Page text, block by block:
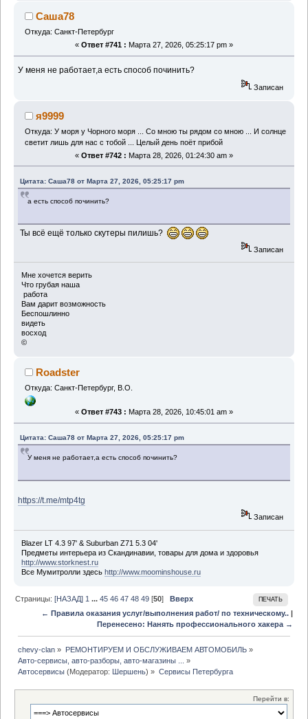
Саша78
Откуда: Санкт-Петербург
« Ответ #741 : Марта 27, 2026, 05:25:17 pm »
У меня не работает,а есть способ починить?
Записан
я9999
Откуда: У моря у Чорного моря ... Со мною ты рядом со мною ... И солнце
светит лишь для нас с тобой ... Целый день поёт прибой
« Ответ #742 : Марта 28, 2026, 01:24:30 am »
Цитата: Саша78 от Марта 27, 2026, 05:25:17 pm
а есть способ починить?
Ты всё ещё только скутеры пилишь?
Записан
Мне хочется верить
Что грубая наша
работа
Вам дарит возможность
Беспошлинно
видеть
восход
©
Roadster
Откуда: Санкт-Петербург, В.О.
« Ответ #743 : Марта 28, 2026, 10:45:01 am »
Цитата: Саша78 от Марта 27, 2026, 05:25:17 pm
У меня не работает,а есть способ починить?
https://t.me/mtp4tg
Записан
Blazer LT 4.3 97' & Suburban Z71 5.3 04'
Предметы интерьера из Скандинавии, товары для дома и здоровья
http://www.storknest.ru
Все Мумитролли здесь http://www.moominshouse.ru
ПЕЧАТЬ
Страницы:[НАЗАД] 1 ...45 46 47 48 49 [50]Вверх
← Правила оказания услуг/выполнения работ/ по техническому..|
Перенесено: Нанять профессионального хакера →
chevy-clan » РЕМОНТИРУЕМ И ОБСЛУЖИВАЕМ АВТОМОБИЛЬ»
Авто-сервисы, авто-разборы, авто-магазины ... »
Автосервисы (Модератор: Шершень) » Сервисы Петербурга
Перейти в: